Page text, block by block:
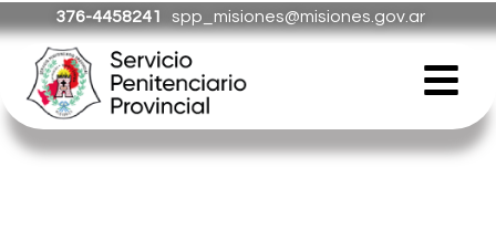
al
contenido
376-4458241 spp_misiones@misiones.gov.ar